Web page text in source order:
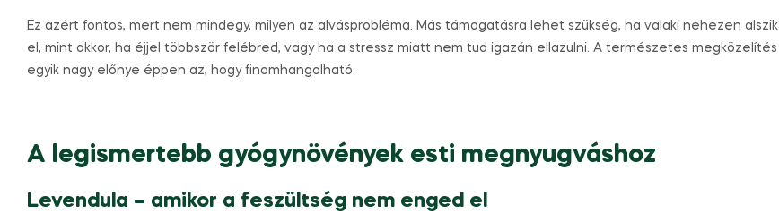
Ez azért fontos, mert nem mindegy, milyen az alvásprobléma. Más támogatásra lehet szükség, ha valaki nehezen alszik
el, mint akkor, ha éjjel többször felébred, vagy ha a stressz miatt nem tud igazán ellazulni. A természetes megközelítés
egyik nagy előnye éppen az, hogy finomhangolható.
A legismertebb gyógynövények esti megnyugváshoz
Levendula – amikor a feszültség nem enged el